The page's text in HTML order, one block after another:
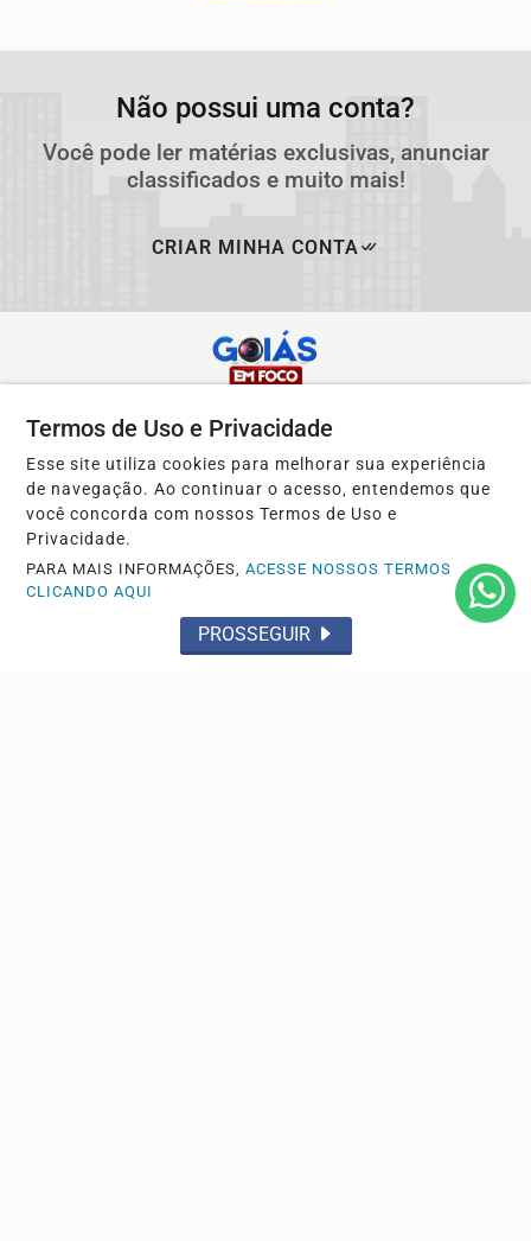
Não possui uma conta?
Você pode ler matérias exclusivas, anunciar
classificados e muito mais!
CRIAR MINHA CONTA
Navegue
Início
Esporte
Política
Aparecida em Foco
Cidades
Termos de Uso e Privacidade
Esse site utiliza cookies para melhorar sua experiência
de navegação. Ao continuar o acesso, entendemos que
você concorda com nossos Termos de Uso e
Privacidade.
PARA MAIS INFORMAÇÕES,ACESSE NOSSOS TERMOS
CLICANDO AQUI
PROSSEGUIR